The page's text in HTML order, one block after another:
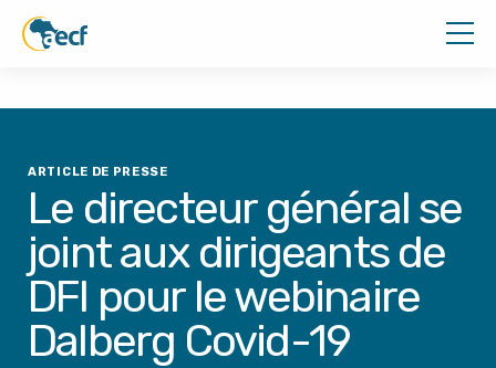
ARTICLE DE PRESSE
Le directeur général se
joint aux dirigeants de
DFI pour le webinaire
Dalberg Covid-19